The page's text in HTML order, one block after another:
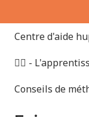
Centre d'aide
✌🏻 -
Conseils de